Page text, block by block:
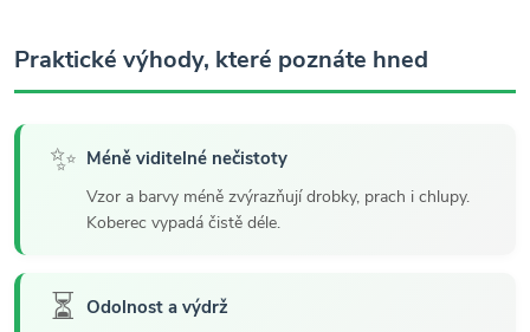
Praktické výhody, které poznáte hned
✨ Méně viditelné nečistoty
Vzor a barvy méně zvýrazňují drobky, prach i chlupy.
Koberec vypadá čistě déle.
⏳ Odolnost a výdrž